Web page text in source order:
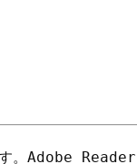
。 Adobe Reader